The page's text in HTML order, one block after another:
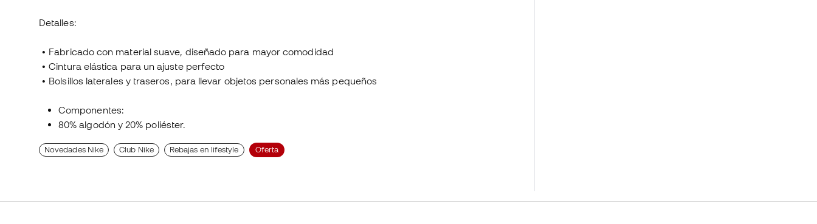
Detalles:
• Fabricado con material suave, diseñado para mayor comodidad
• Cintura elástica para un ajuste perfecto
• Bolsillos laterales y traseros, para llevar objetos personales más pequeños
Componentes:
80% algodón y 20% poliéster.
Novedades Nike Club Nike Rebajas en lifestyle Oferta